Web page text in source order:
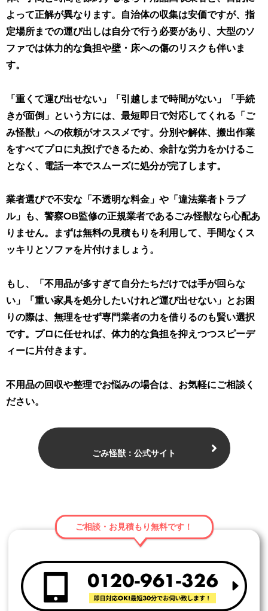
よって正解が異なります。自治体の収集は安価ですが、指
定場所までの運び出しは自分で行う必要があり、大型のソ
ファでは体力的な負担や壁・床への傷のリスクも伴いま
す。
「重くて運び出せない」「引越しまで時間がない」「手続
きが面倒」という方には、最短即日で対応してくれる「ご
み怪獣」への依頼がオススメです。分別や解体、搬出作業
をすべてプロに丸投げできるため、余計な労力をかけるこ
となく、電話一本でスムーズに処分が完了します。
業者選びで不安な「不透明な料金」や「違法業者トラブ
ル」も、警察OB監修の正規業者であるごみ怪獣なら心配あ
りません。まずは無料の見積もりを利用して、手間なくス
ッキリとソファを片付けましょう。
もし、「不用品が多すぎて自分たちだけでは手が回らな
い」「重い家具を処分したいけれど運び出せない」とお困
りの際は、無理をせず専門業者の力を借りるのも賢い選択
です。プロに任せれば、体力的な負担を抑えつつスピーデ
ィーに片付きます。
不用品の回収や整理でお悩みの場合は、お気軽にご相談く
ださい。
ごみ怪獣：公式サイト
ご相談・お見積もり無料です！